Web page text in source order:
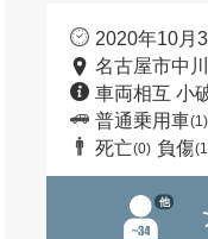
2020年10月
名古屋市中
車両相互 小
普通乗用車(1)
死亡(0) 負傷
他